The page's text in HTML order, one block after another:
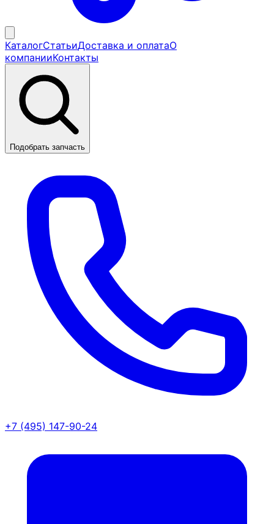
КаталогСтатьиДоставка и оплатаО
компанииКонтакты
Подобрать запчасть
+7 (495) 147-90-24